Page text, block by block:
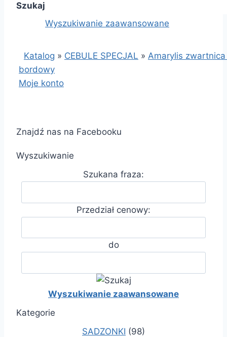
Szukaj
Wyszukiwanie zaawansowane
Katalog » CEBULE SPECJAL » Amarylis
bordowy
Moje konto
Znajdź nas na Facebooku
Wyszukiwanie
Szukana fraza:
Przedział cenowy:
do
Wyszukiwanie zaawansowane
Kategorie
SADZONKI (98)